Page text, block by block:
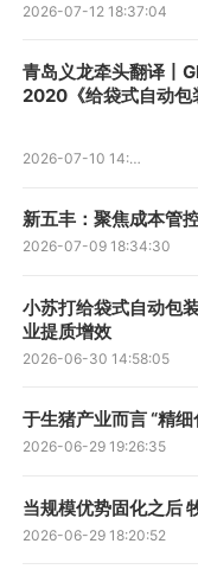
2026-07-12 18:37:04
青岛义龙牵头翻译丨
2020《给袋式自动包
2026-07-10 14:01:02
新五丰：聚焦成本管
2026-07-09 18:34:30
小苏打给袋式自动包
业提质增效
2026-06-30 14:58:05
于生猪产业而言 “精
2026-06-29 19:26:35
当规模优势固化之后
2026-06-29 18:20:52